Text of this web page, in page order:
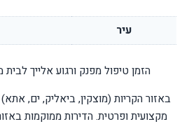
עיר
הזמן טיפול מפנק ורגוע אלייך
באזור הקריות (מוצקין, ביאליק, ים,
מקצועית ופרטית. הדירות ממוקמות